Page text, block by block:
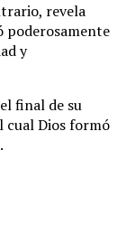
revela
poderosamente
y
final de su
cual Dios formó